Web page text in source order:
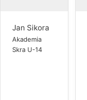
Jan Sikora
Akademia
Skra U-14